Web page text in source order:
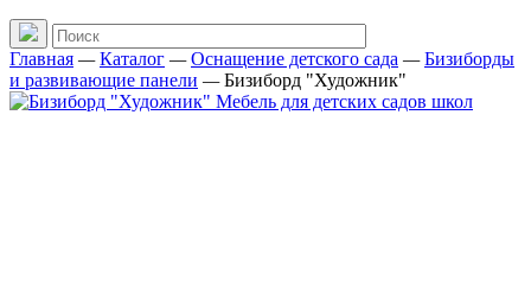
Главная —Каталог —Оснащение детского сада —Бизиборды
и развивающие панели —Бизиборд "Художник"